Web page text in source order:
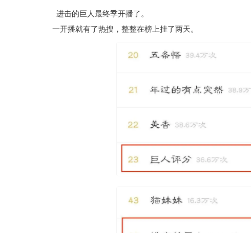
进击的巨人最终季开播了。
一开播就有了热搜，整整在榜上挂了两天。